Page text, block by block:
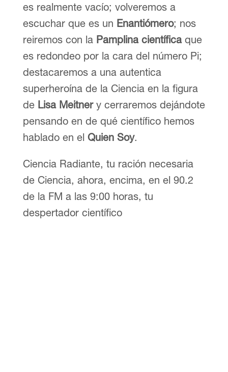
es realmente vacío; volveremos a
escuchar que es un Enantiómero; nos
reiremos con la Pamplina científica que
es redondeo por la cara del número Pi;
destacaremos a una autentica
superheroína de la Ciencia en la figura
deLisa Meitner y cerraremos dejándote
pensando en de qué científico hemos
hablado en el Quien Soy.
Ciencia Radiante, tu ración necesaria
de Ciencia, ahora, encima, en el 90.2
de la FM a las 9:00 horas, tu
despertador científico